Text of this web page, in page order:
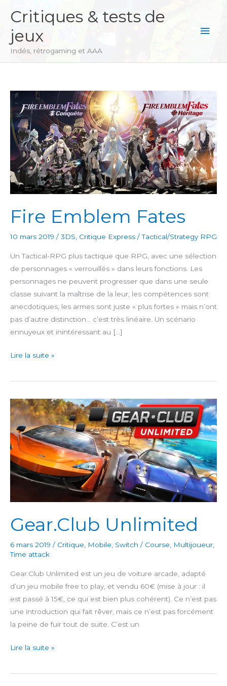
contenu
Critiques & tests de
jeux
Indés, rétrogaming et AAA
Fire Emblem Fates
10 mars 2019 / 3DS Critique Express /Tactical/Strategy RPG
Un Tactical-RPG plus tactique que RPG, avec une sélection
de personnages « verrouillés » dans leurs fonctions. Les
personnages ne peuvent progresser que dans une seule
classe suivant la maîtrise de la leur, les compétences sont
anecdotiques, les armes sont juste « plus fortes » mais n’ont
pas d’autre distinction… c’est très linéaire. Un scénario
ennuyeux et inintéressant au […]
Fire
Fates
Lire la suite »
Gear.Club Unlimited
6 mars 2019 / Critique Mobile Switch / Course Multijoueur
Time attack
Gear.Club Unlimited est un jeu de voiture arcade, adapté
d’un jeu mobile free to play, et vendu 60€ (mise à jour : il
est passé à 15€, ce qui est bien plus cohérent). Ce n’est pas
une introduction qui fait rêver, mais ce n’est pas forcément
la peine de fuir tout de suite. C’est un
Gear.Club
Lire la suite »